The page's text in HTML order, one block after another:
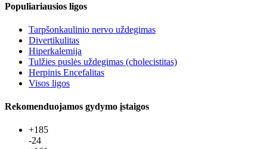
Populiariausios ligos
Tarpšonkaulinio nervo uždegimas
Divertikulitas
Hiperkalemija
Tulžies puslės uždegimas (cholecistitas)
Herpinis Encefalitas
Visos ligos
Rekomenduojamos gydymo įstaigos
+185
-24